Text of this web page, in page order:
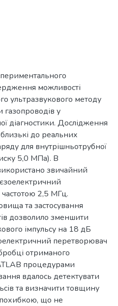
можливості
ультразвукового методу
у
діагностики. Дослідження
до реальних
для внутрішньотрубної
5,0 МПа). В
звичайний
2,5 МГц.
та застосування
дозволило зменшити
імпульсу на 18 дБ
перетворювач
отриманого
процедурами
вдалось детектувати
та визначити товщину
похибкою, що не